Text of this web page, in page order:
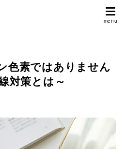
色素ではありません
対策とは～